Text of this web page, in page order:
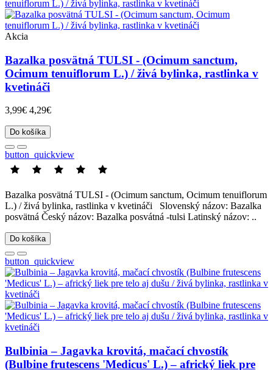
Akcia
Bazalka posvätná TULSI - (Ocimum sanctum,
Ocimum tenuiflorum L.) / živá bylinka, rastlinka v
kvetináči
3,99€ 4,29€
Do košíka
button_quickview
Bazalka posvätná TULSI - (Ocimum sanctum, Ocimum tenuiflorum
L.) / živá bylinka, rastlinka v kvetináči Slovenský názov: Bazalka
posvätná Český názov: Bazalka posvátná -tulsi Latinský názov: ..
Do košíka
button_quickview
Bulbinia – Jagavka krovitá, mačací chvostík
(Bulbine frutescens 'Medicus' L.) – africký liek pre